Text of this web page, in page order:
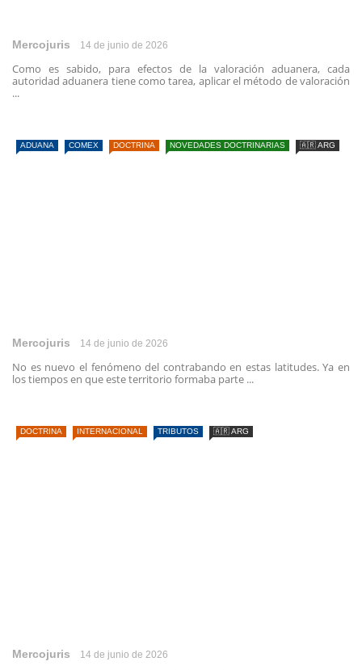
Mercojuris 14 de junio de 2026
Como es sabido, para efectos de la valoración aduanera, cada
autoridad aduanera tiene como tarea, aplicar el método de valoración
...
ADUANA COMEX DOCTRINA NOVEDADES DOCTRINARIAS 🇦🇷 ARG
Mercojuris 14 de junio de 2026
No es nuevo el fenómeno del contrabando en estas latitudes. Ya en
los tiempos en que este territorio formaba parte ...
DOCTRINA INTERNACIONAL TRIBUTOS 🇦🇷 ARG
Mercojuris 14 de junio de 2026